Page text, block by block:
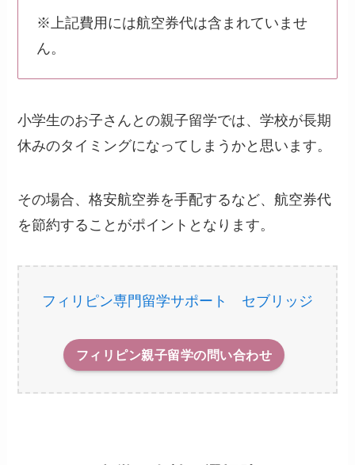
※上記費用には航空券代は含まれていませ
ん。
小学生のお子さんとの親子留学では、学校が長期
休みのタイミングになってしまうかと思います。
その場合、格安航空券を手配するなど、航空券代
を節約することがポイントとなります。
フィリピン専門留学サポート セブリッジ
フィリピン親子留学の問い合わせ